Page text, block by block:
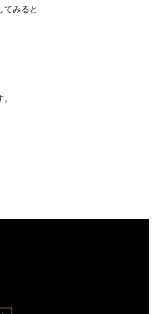
てみると